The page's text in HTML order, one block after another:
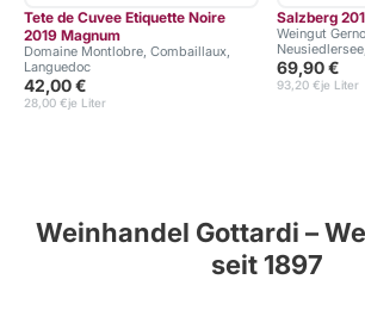
Tete de Cuvee Etiquette Noire
2019 Magnum
Domaine Montlobre, Combaillaux,
Languedoc
42,00 €
je Liter
28,00 €
Salzberg
Weingut
69,90 €
je Liter
93,20 €
Weinhandel Gottardi –
seit 1897